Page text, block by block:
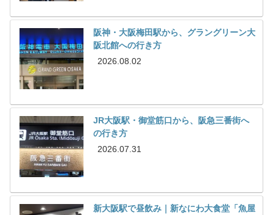
阪神・大阪梅田駅から、グラングリーン大
阪北館への行き方
2026.08.02
JR大阪駅・御堂筋口から、阪急三番街へ
の行き方
2026.07.31
新大阪駅で昼飲み｜新なにわ大食堂「魚屋